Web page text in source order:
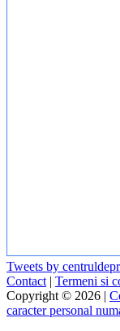
Tweets by
Contact | Termeni si
Copyright © 2026 |
caracter personal